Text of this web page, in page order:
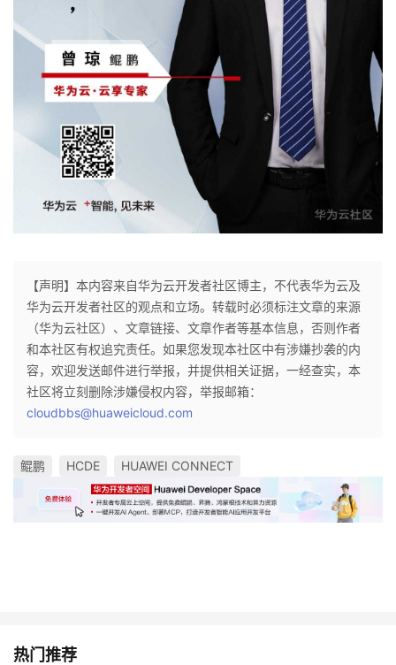
【声明】本内容来自华为云开发者社区博主，不代表华为云及
华为云开发者社区的观点和立场。转载时必须标注文章的来源
（华为云社区）、文章链接、文章作者等基本信息，否则作者
和本社区有权追究责任。如果您发现本社区中有涉嫌抄袭的内
容，欢迎发送邮件进行举报，并提供相关证据，一经查实，本
社区将立刻删除涉嫌侵权内容，举报邮箱：
cloudbbs@huaweicloud.com
鲲鹏 HCDE HUAWEI CONNECT
热门推荐